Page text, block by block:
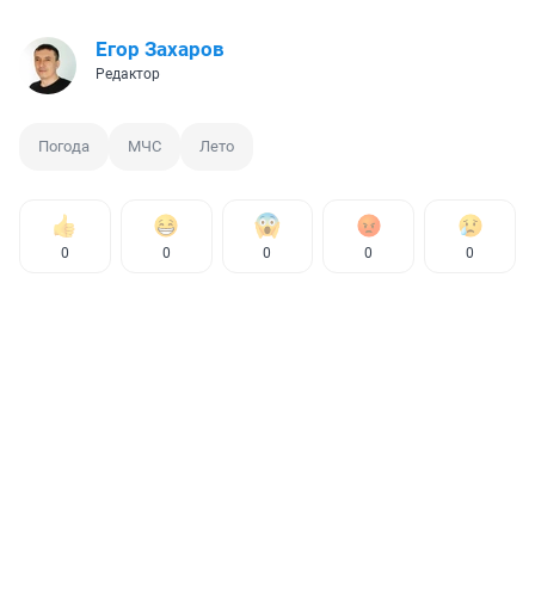
Егор Захаров
Редактор
Погода МЧС Лето
0 0 0 0 0